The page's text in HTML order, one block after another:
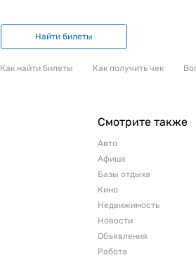
Найти билеты
Как найти билеты Как получить чек
Смотрите также
Авто
Афиша
Базы отдыха
Кино
Недвижимость
Новости
Объявления
Работа